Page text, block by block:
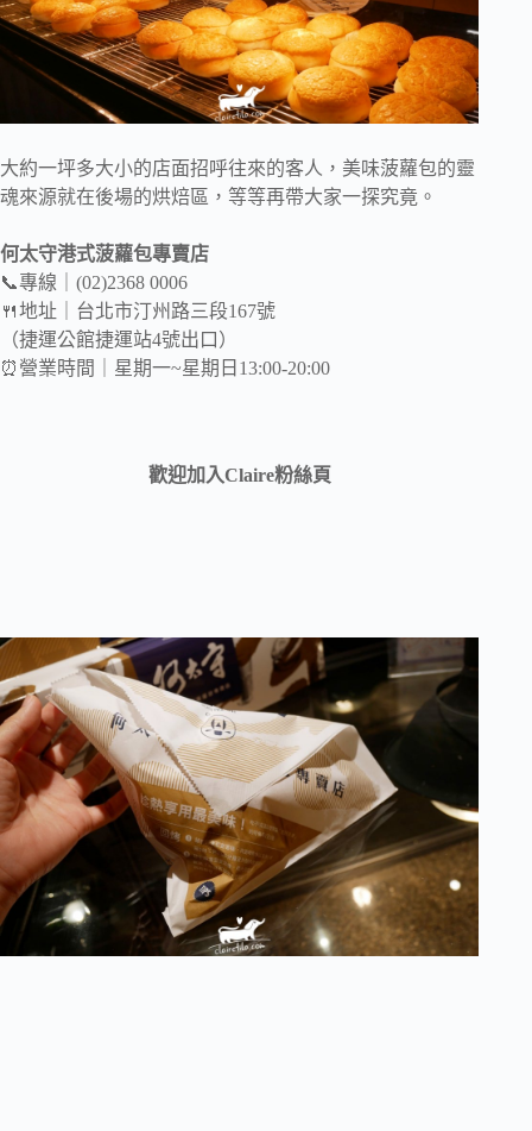
大約一坪多大小的店面招呼往來的客人，美味菠蘿包的靈
魂來源就在後場的烘焙區，等等再帶大家一探究竟。
何太守港式菠蘿包專賣店
📞專線｜(02)2368 0006
🍴地址｜台北市汀州路三段167號
（捷運公館捷運站4號出口）
⏰營業時間｜星期一~星期日13:00-20:00
歡迎加入Claire粉絲頁